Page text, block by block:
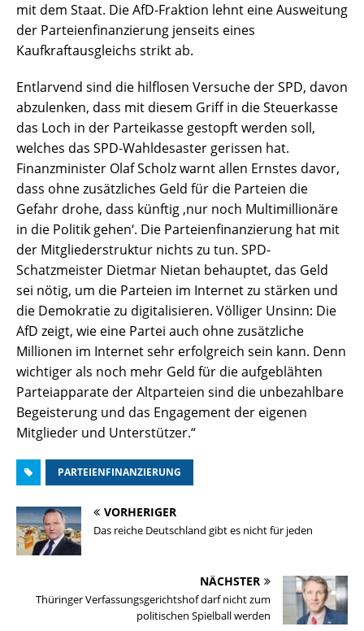
mit dem Staat. Die AfD-Fraktion lehnt eine Ausweitung
der Parteienfinanzierung jenseits eines
Kaufkraftausgleichs strikt ab.
Entlarvend sind die hilflosen Versuche der SPD, davon
abzulenken, dass mit diesem Griff in die Steuerkasse
das Loch in der Parteikasse gestopft werden soll,
welches das SPD-Wahldesaster gerissen hat.
Finanzminister Olaf Scholz warnt allen Ernstes davor,
dass ohne zusätzliches Geld für die Parteien die
Gefahr drohe, dass künftig ‚nur noch Multimillionäre
in die Politik gehen‘. Die Parteienfinanzierung hat mit
der Mitgliederstruktur nichts zu tun. SPD-
Schatzmeister Dietmar Nietan behauptet, das Geld
sei nötig, um die Parteien im Internet zu stärken und
die Demokratie zu digitalisieren. Völliger Unsinn: Die
AfD zeigt, wie eine Partei auch ohne zusätzliche
Millionen im Internet sehr erfolgreich sein kann. Denn
wichtiger als noch mehr Geld für die aufgeblähten
Parteiapparate der Altparteien sind die unbezahlbare
Begeisterung und das Engagement der eigenen
Mitglieder und Unterstützer.“
PARTEIENFINANZIERUNG
VORHERIGER
Das reiche Deutschland gibt es nicht für jeden
NÄCHSTER
Thüringer Verfassungsgerichtshof darf nicht zum
politischen Spielball werden